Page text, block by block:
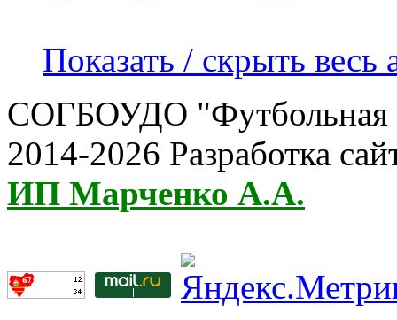
Показать / скрыть весь
СОГБОУДО "Футбольная
2014-2026 Разработка
ИП Марченко А.А.